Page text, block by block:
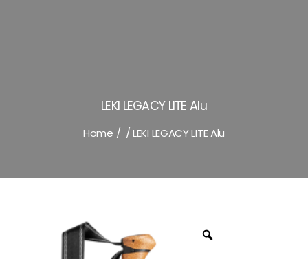
LEKI LEGACY LITE Alu
Home / /LEKI LEGACY LITE Alu